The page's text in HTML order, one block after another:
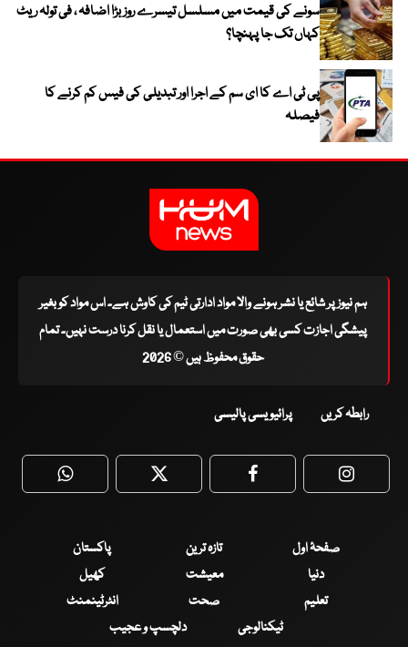
سونے کی قیمت میں مسلسل تیسرے روز بڑا اضافہ ، فی تولہ ریٹ
کہاں تک جا پہنچا؟
پی ٹی اے کا ای سم کے اجرا اور تبدیلی کی فیس کم کرنے کا
فیصلہ
ہم نیوز پر شائع یا نشر ہونے والا مواد ادارتی ٹیم کی کاوش ہے۔ اس مواد کو بغیر
پیشگی اجازت کسی بھی صورت میں استعمال یا نقل کرنا درست نہیں۔ تمام
حقوق محفوظ ہیں © 2026
رابطہ کریں پرائیویسی پالیسی
WhatsApp Twitter Facebook
صفحۂ اول تازہ ترین
پاکستان
دنیا
معیشت
کھیل
تعلیم
صحت
انٹرٹینمنٹ
ٹیکنالوجی
دلچسپ و عجیب